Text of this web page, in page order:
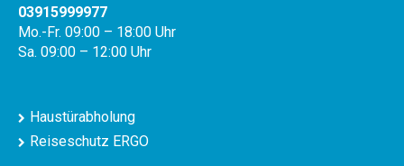
03915999977
Mo.-Fr. 09:00 – 18:00 Uhr
Sa. 09:00 – 12:00 Uhr
Haustürabholung
Reiseschutz ERGO